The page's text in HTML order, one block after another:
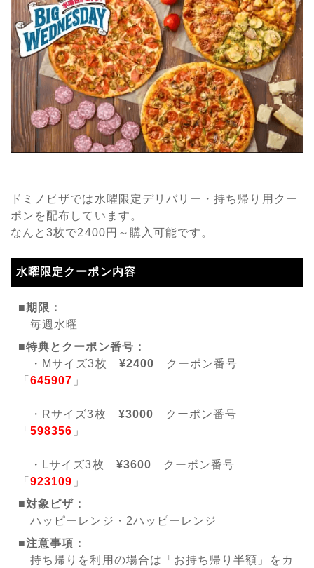
ドミノピザでは水曜限定デリバリー・持ち帰り用クー
ポンを配布しています。
なんと3枚で2400円～購入可能です。
水曜限定クーポン内容
■期限：
毎週水曜
■特典とクーポン番号：
・Mサイズ3枚 ¥2400 クーポン番号
「645907 」
・Rサイズ3枚 ¥3000 クーポン番号
「598356 」
・Lサイズ3枚 ¥3600 クーポン番号
「923109 」
■対象ピザ：
ハッピーレンジ・2ハッピーレンジ
■注意事項：
持ち帰りを利用の場合は「お持ち帰り半額」をカ